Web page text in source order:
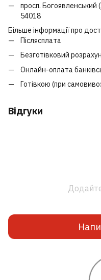
просп.
54018
Більше інформації про
Післясплата
Безготівковий
Онлайн-оплата
Готівкою (при
Відгуки